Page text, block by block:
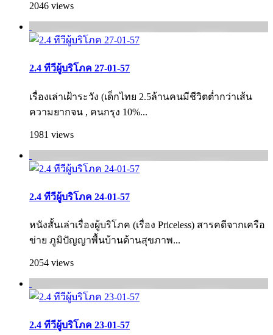
2046 views
2.4 ทีวีผู้บริโภค 27-01-57
เรื่องเล่าเฝ้าระวัง (เด็กไทย 2.5ล้านคนมีชีวิตต่ำกว่าเส้น
ความยากจน , คนกรุง 10%...
1981 views
2.4 ทีวีผู้บริโภค 24-01-57
หนังสั้นเล่าเรื่องผู้บริโภค (เรื่อง Priceless) สารคดีจากเครือ
ข่าย ภูมิปัญญาพื้นบ้านด้านสุขภาพ...
2054 views
2.4 ทีวีผู้บริโภค 23-01-57